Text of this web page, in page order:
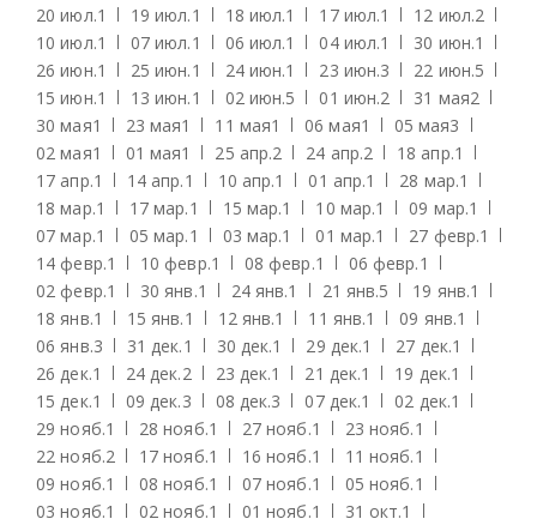
20 июл.1 19 июл.1 18 июл.1 17 июл.1 12 июл.2
10 июл.1 07 июл.1 06 июл.1 04 июл.1 30 июн.1
26 июн.1 25 июн.1 24 июн.1 23 июн.3 22 июн.5
15 июн.1 13 июн.1 02 июн.5 01 июн.2 31 мая2
30 мая1 23 мая1 11 мая1 06 мая1 05 мая3
02 мая1 01 мая1 25 апр.2 24 апр.2 18 апр.1
17 апр.1 14 апр.1 10 апр.1 01 апр.1 28 мар.1
18 мар.1 17 мар.1 15 мар.1 10 мар.1 09 мар.1
07 мар.1 05 мар.1 03 мар.1 01 мар.1 27 февр.1
14 февр.1 10 февр.1 08 февр.1 06 февр.1
02 февр.1 30 янв.1 24 янв.1 21 янв.5 19 янв.1
18 янв.1 15 янв.1 12 янв.1 11 янв.1 09 янв.1
06 янв.3 31 дек.1 30 дек.1 29 дек.1 27 дек.1
26 дек.1 24 дек.2 23 дек.1 21 дек.1 19 дек.1
15 дек.1 09 дек.3 08 дек.3 07 дек.1 02 дек.1
29 нояб.1 28 нояб.1 27 нояб.1 23 нояб.1
22 нояб.2 17 нояб.1 16 нояб.1 11 нояб.1
09 нояб.1 08 нояб.1 07 нояб.1 05 нояб.1
03 нояб.1 02 нояб.1 01 нояб.1 31 окт.1